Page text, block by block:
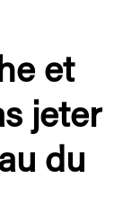
et
jeter
du